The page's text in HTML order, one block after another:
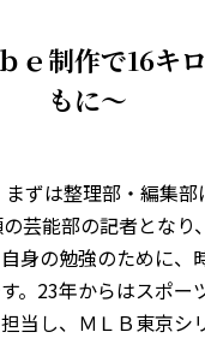
ｅ制作で16キ
もに〜
ずは整理部・編集部
芸能部の記者となり
身の勉強のために、
。23年からはスポー
当し、ＭＬＢ東京シ